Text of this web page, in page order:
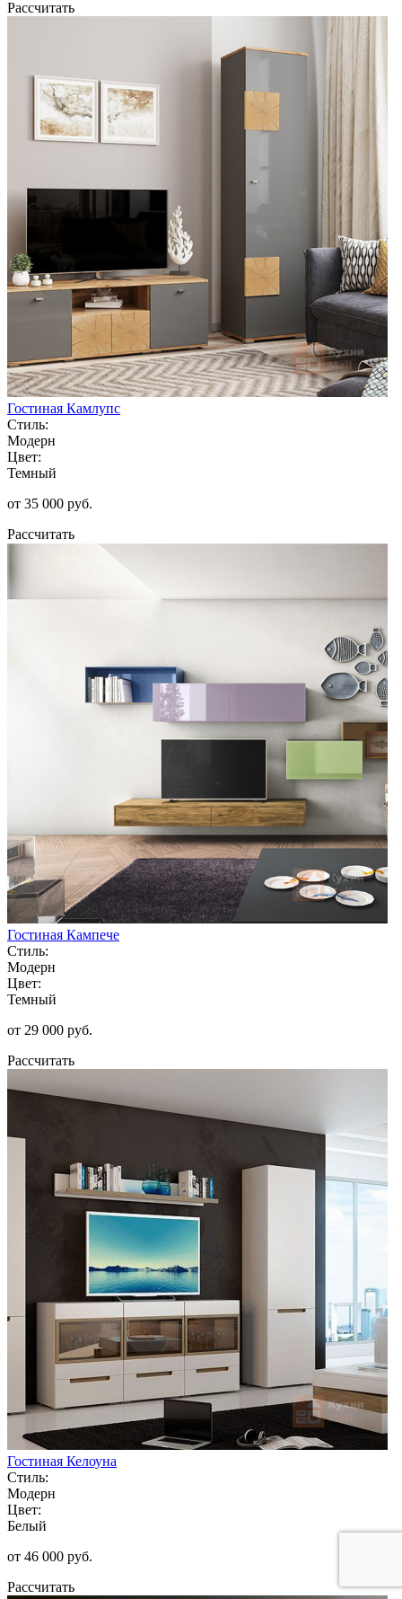
Рассчитать
Гостиная Камлупс
Стиль:
Модерн
Цвет:
Темный
от 35 000 руб.
Рассчитать
Гостиная Кампече
Стиль:
Модерн
Цвет:
Темный
от 29 000 руб.
Рассчитать
Гостиная Келоуна
Стиль:
Модерн
Цвет:
Белый
от 46 000 руб.
Рассчитать